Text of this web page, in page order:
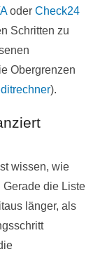
oder Check24
Schritten zu
Obergrenzen
).
wissen, wie
die Liste
länger, als